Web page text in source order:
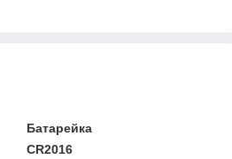
Батарейка
CR2016